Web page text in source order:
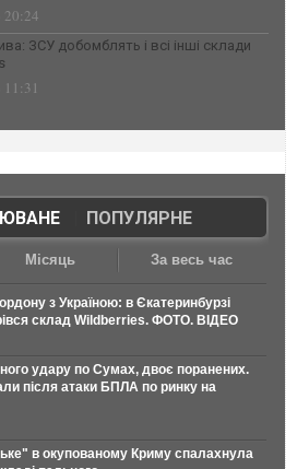
20:24
ЗСУ добомблять і всі інші склади
| ПОПУЛЯРНЕ
Місяць За весь час
з Україною: в Єкатеринбурзі
склад Wildberries. ФОТО. ВІДЕО
удару по Сумах, двоє поранених.
після атаки БПЛА по ринку на
в окупованому Криму спалахнула